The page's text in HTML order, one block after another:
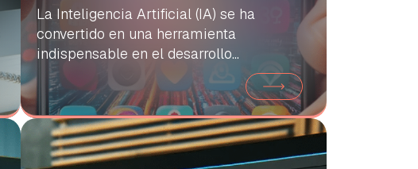
La Inteligencia Artificial (IA) se ha
convertido en una herramienta
indispensable en el desarrollo...